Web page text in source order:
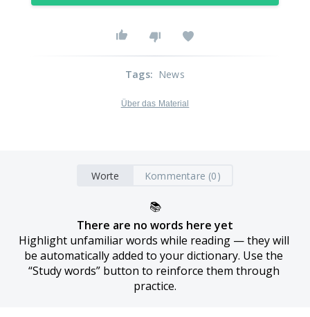
Tags: News
Über das Material
Worte Kommentare (0)
📚
There are no words here yet
Highlight unfamiliar words while reading — they will
be automatically added to your dictionary. Use the
“Study words” button to reinforce them through
practice.